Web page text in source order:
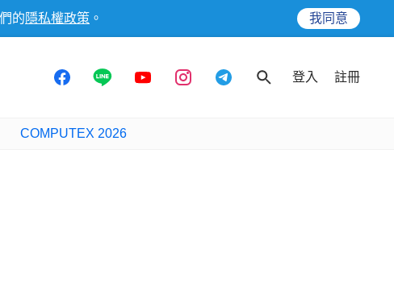
的 隱私權政策 。 我同意
登入 註冊
COMPUTEX 2026